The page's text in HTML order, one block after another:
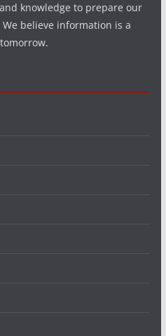
knowledge to prepare our
believe information is a